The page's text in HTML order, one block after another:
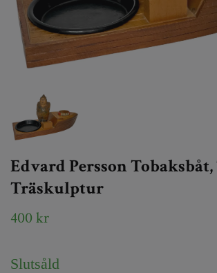
Edvard Persson
Träskulptur
400 kr
Slutsåld